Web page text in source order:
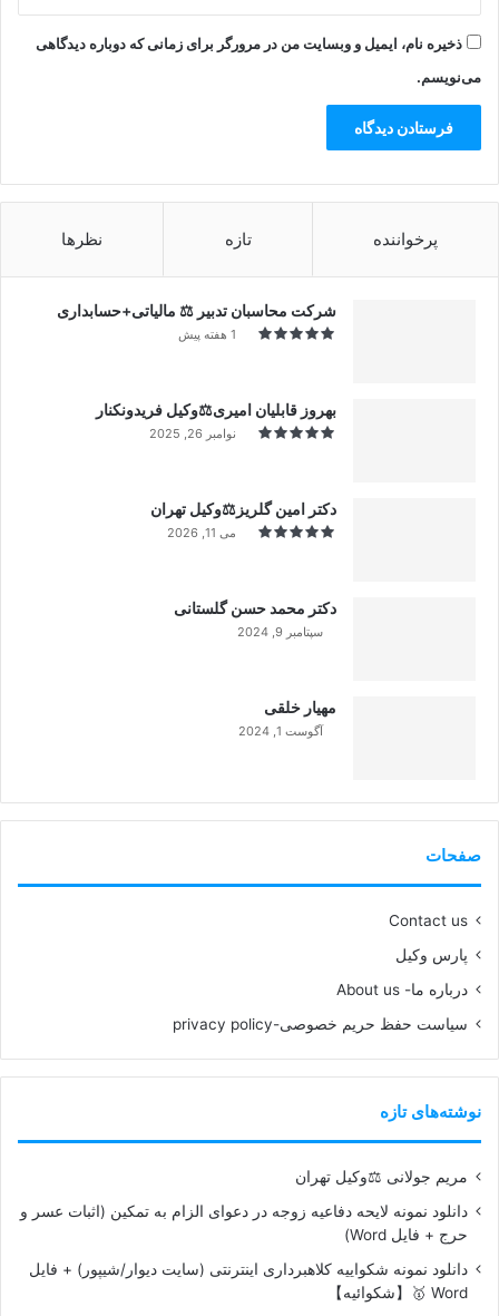
ذخیره نام، ایمیل و وبسایت من در مرورگر برای زمانی که دوباره دیدگاهی
می‌نویسم.
پرخواننده تازه نظرها
شرکت محاسبان تدبیر ⚖️ مالیاتی+حسابداری
1 هفته پیش
بهروز قابلیان امیری⚖️وکیل فریدونکنار
نوامبر 26, 2025
دکتر امین گلریز⚖️وکیل تهران
می 11, 2026
دکتر محمد حسن گلستانی
سپتامبر 9, 2024
مهیار خلقی
آگوست 1, 2024
صفحات
Contact us
پارس وکیل
درباره ما- About us
سیاست حفظ حریم خصوصی-privacy policy
نوشته‌های تازه
مریم جولانی ⚖️وکیل تهران
دانلود نمونه لایحه دفاعیه زوجه در دعوای الزام به تمکین (اثبات عسر و
حرج + فایل Word)
دانلود نمونه شکواییه کلاهبرداری اینترنتی (سایت دیوار/شیپور) + فایل
Word 🥇【شکوائیه】